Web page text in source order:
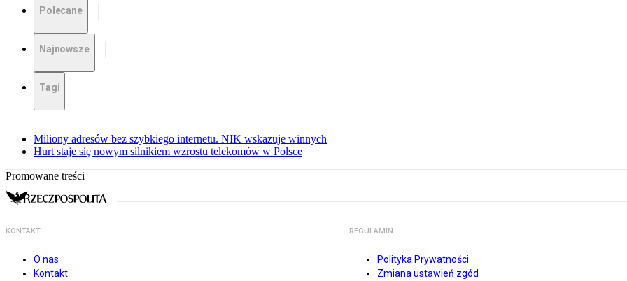
Polecane
Najnowsze
Tagi
Miliony adresów bez szybkiego internetu. NIK wskazuje winnych
Hurt staje się nowym silnikiem wzrostu telekomów w Polsce
Promowane treści
KONTAKT
O nas
Kontakt
REGULAMIN
Polityka Prywatności
Zmiana ustawień zgód